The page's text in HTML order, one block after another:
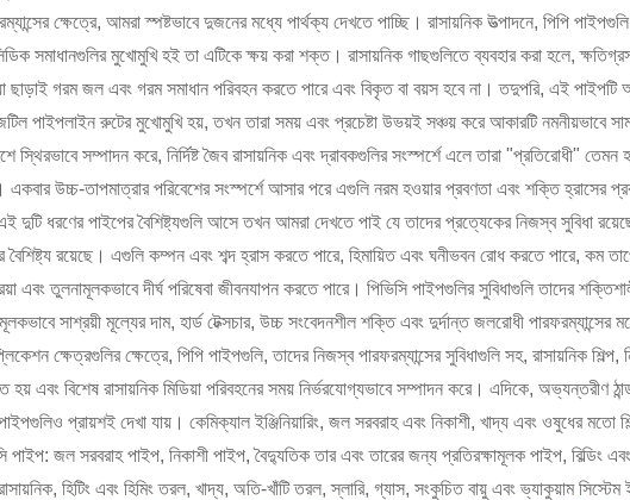
ক্ষেত্রে, আমরা স্পষ্টভাবে দুজনের মধ্যে পার্থক্য দেখতে পাচ্ছি। রাসায়নিক উত্পাদনে, পিপি
সমাধানগুলির মুখোমুখি হই তা এটিকে ক্ষয় করা শক্ত। রাসায়নিক গাছগুলিতে ব্যবহার করা হলে,
ছাড়াই গরম জল এবং গরম সমাধান পরিবহন করতে পারে এবং বিকৃত বা বয়স হবে না। তদুপরি, এই
পাইপলাইন রুটের মুখোমুখি হয়, তখন তারা সময় এবং প্রচেষ্টা উভয়ই সঞ্চয় করে আকারটি নমনীয়ভাবে
স্থিরভাবে সম্পাদন করে, নির্দিষ্ট জৈব রাসায়নিক এবং দ্রাবকগুলির সংস্পর্শে এলে তারা "প্রতিরোধী"
একবার উচ্চ-তাপমাত্রার পরিবেশের সংস্পর্শে আসার পরে এগুলি নরম হওয়ার প্রবণতা এবং শক্তি
দুটি ধরণের পাইপের বৈশিষ্ট্যগুলি আসে তখন আমরা দেখতে পাই যে তাদের প্রত্যেকের নিজস্ব সুবিধা
বৈশিষ্ট্য রয়েছে। এগুলি কম্পন এবং শব্দ হ্রাস করতে পারে, হিমায়িত এবং ঘনীভবন রোধ করতে পারে, কম
এবং তুলনামূলকভাবে দীর্ঘ পরিষেবা জীবনযাপন করতে পারে। পিভিসি পাইপগুলির সুবিধাগুলি তাদের
সাশ্রয়ী মূল্যের দাম, হার্ড টেক্সচার, উচ্চ সংবেদনশীল শক্তি এবং দুর্দান্ত জলরোধী পারফরম্যান্সের
ক্ষেত্রগুলির ক্ষেত্রে, পিপি পাইপগুলি, তাদের নিজস্ব পারফরম্যান্সের সুবিধাগুলি সহ, রাসায়নিক
হয় এবং বিশেষ রাসায়নিক মিডিয়া পরিবহনের সময় নির্ভরযোগ্যভাবে সম্পাদন করে। এদিকে, অভ্যন্তরীণ
প্রায়শই দেখা যায়। কেমিক্যাল ইঞ্জিনিয়ারিং, জল সরবরাহ এবং নিকাশী, খাদ্য এবং ওষুধের মতো
পাইপ: জল সরবরাহ পাইপ, নিকাশী পাইপ, বৈদ্যুতিক তার এবং তারের জন্য প্রতিরক্ষামূলক পাইপ, বিল্ডিং
হিটিং এবং হিমিং তরল, খাদ্য, অতি-খাঁটি তরল, স্লারি, গ্যাস, সংকুচিত বায়ু এবং ভ্যাকুয়াম